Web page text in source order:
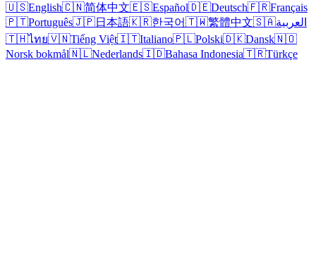
🇺🇸English🇨🇳简体中文🇪🇸Español🇩🇪Deutsch🇫🇷Français
🇵🇹Português🇯🇵日本語🇰🇷한국어🇹🇼繁體中文🇸🇦العربية
🇹🇭ไทย🇻🇳Tiếng Việt🇮🇹Italiano🇵🇱Polski🇩🇰Dansk🇳🇴
Norsk bokmål🇳🇱Nederlands🇮🇩Bahasa Indonesia🇹🇷Türkçe